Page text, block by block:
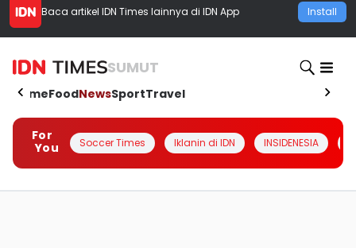
Baca artikel IDN Times lainnya di IDN App Install
SUMUT
HomeFoodNewsSportTravel
For
You
Soccer Times Iklanin di IDN INSIDENESIA